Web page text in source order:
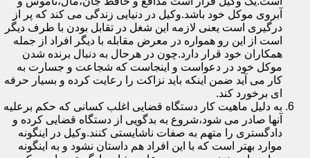
آبروی موکل خود باشد.وکیل در دنیایی زندگی می کند که پر از
درگیری است یعنی لازمه این شغل در تقابل بودن با طرف دیگر
است از این رو همواره در معرض مقابله با دیگر افراد از جمله
همکاران خود قرار دارد.چون در هرحال به دنبال برنده شدن
موکل خود در دعواست و اینجاست که شجاعت و جسارت به
کار می آید ضمن اینکه باید نزاکت را رعایت کرده و بسیار حرفه
ای برخورد کند.
به دلیل ماهیت کار دستگاه قضایی اغلب کسانی که حکم برعلیه
آنها صادر می شود،شروع به بدگویی از دستگاه قضایی کرده و
دادگستری را متهم به صفات ناشایستی کنند.وکیل در اینگونه
موارد بهتر است که با این افراد هم داستان نشود و به اینگونه